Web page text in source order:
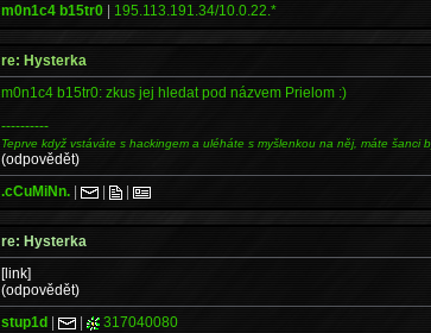
m0n1c4 b15tr0 | 195.113.191.34/10.0.22.*
re: Hysterka
m0n1c4 b15tr0: zkus jej hledat pod názvem Prielom :)
----------
Teprve když vstáváte s hackingem a uléháte s myšlenkou na něj, máte šanci
(odpovědět)
.cCuMiNn. | | |
re: Hysterka
[link]
(odpovědět)
stup1d | | 317040080